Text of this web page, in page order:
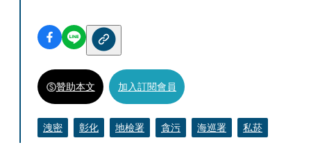
贊助本文 加入訂閱會員
洩密 彰化 地檢署 貪污 海巡署 私菸